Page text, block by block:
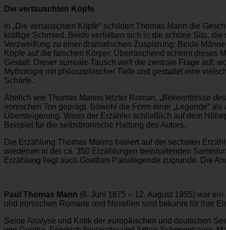
Die vertauschten Köpfe
In „Die vertauschten Köpfe“ schildert Thomas Mann die
kräftige Schmied. Beide verlieben sich in die schöne Sita,
Verzweiflung zu einer dramatischen Zuspitzung: Beide
Köpfe auf die falschen Körper. Überraschend scheint dieses
Gestalt. Dieser surreale Tausch wirft die zentrale Frage auf,
Mythologie mit philosophischer Tiefe und gestaltet eine
Schärfe.
Ähnlich wie Thomas Manns letzter Roman, „Bekenntnisse
ironischen Ton geprägt. Sowohl die Form einer „Legende“
Übersteigerung. Wenn der Erzähler schließlich auf dem
Beispiel für die selbstironische Haltung des Autors.
Die Erzählung Thomas Manns basiert auf der sechsten
wiederum in der ca. 350 Erzählungen beinhaltenden
Erzählung liegt auch Goethes Parialegende zugrunde. Die
Paul Thomas Mann (6. Juni 1875 – 12. August 1955) war
und ironischen Romane und Novellen sind bekannt für ihre
Seine Analyse und Kritik der europäischen und deutschen